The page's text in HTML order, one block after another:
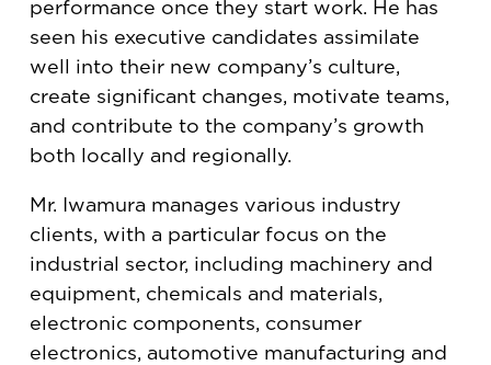
performance once they start work. He has
seen his executive candidates assimilate
well into their new company’s culture,
create significant changes, motivate teams,
and contribute to the company’s growth
both locally and regionally.
Mr. Iwamura manages various industry
clients, with a particular focus on the
industrial sector, including machinery and
equipment, chemicals and materials,
electronic components, consumer
electronics, automotive manufacturing and